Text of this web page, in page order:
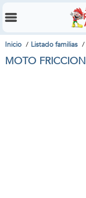
Inicio Listado familias
MOTO FRICCION